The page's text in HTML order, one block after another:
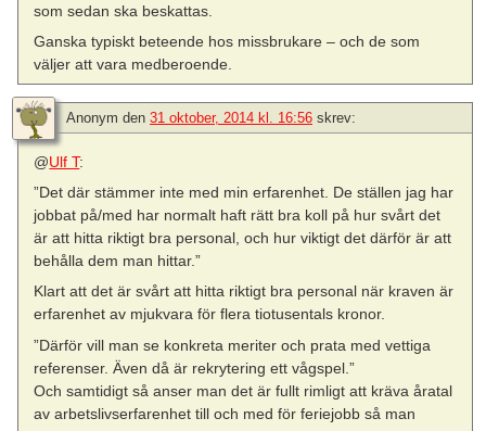
som sedan ska beskattas.
Ganska typiskt beteende hos missbrukare – och de som
väljer att vara medberoende.
Anonym den 31 oktober, 2014 kl. 16:56 skrev:
@Ulf T:
”Det där stämmer inte med min erfarenhet. De ställen jag har
jobbat på/med har normalt haft rätt bra koll på hur svårt det
är att hitta riktigt bra personal, och hur viktigt det därför är att
behålla dem man hittar.”
Klart att det är svårt att hitta riktigt bra personal när kraven är
erfarenhet av mjukvara för flera tiotusentals kronor.
”Därför vill man se konkreta meriter och prata med vettiga
referenser. Även då är rekrytering ett vågspel.”
Och samtidigt så anser man det är fullt rimligt att kräva åratal
av arbetslivserfarenhet till och med för feriejobb så man